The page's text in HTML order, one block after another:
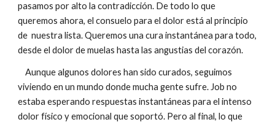
pasamos por alto la contradicción. De todo lo que
queremos ahora, el consuelo para el dolor está al principio
de nuestra lista. Queremos una cura instantánea para todo,
desde el dolor de muelas hasta las angustias del corazón.
Aunque algunos dolores han sido curados, seguimos
viviendo en un mundo donde mucha gente sufre. Job no
estaba esperando respuestas instantáneas para el intenso
dolor físico y emocional que soportó. Pero al final, lo que